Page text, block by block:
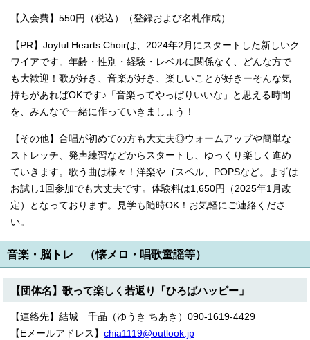
【入会費】550円（税込）（登録および名札作成）
【PR】Joyful Hearts Choirは、2024年2月にスタートした新しいク
ワイアです。年齢・性別・経験・レベルに関係なく、どんな方で
も大歓迎！歌が好き、音楽が好き、楽しいことが好きーそんな気
持ちがあればOKです♪「音楽ってやっぱりいいな」と思える時間
を、みんなで一緒に作っていきましょう！
【その他】合唱が初めての方も大丈夫◎ウォームアップや簡単な
ストレッチ、発声練習などからスタートし、ゆっくり楽しく進め
ていきます。歌う曲は様々！洋楽やゴスペル、POPSなど。まずは
お試し1回参加でも大丈夫です。体験料は1,650円（2025年1月改
定）となっております。見学も随時OK！お気軽にご連絡くださ
い。
音楽・脳トレ （懐メロ・唱歌童謡等）
【団体名】歌って楽しく若返り「ひろばハッピー」
【連絡先】結城 千晶（ゆうき ちあき）090-1619-4429
【Eメールアドレス】 chia1119@outlook.jp